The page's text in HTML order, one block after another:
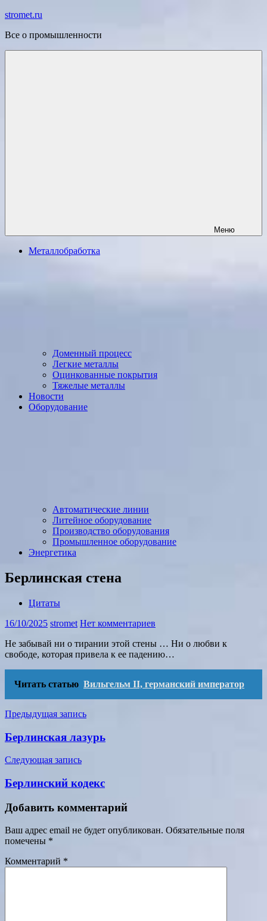
Перейти
содержимому
stromet.ru
Все о промышленности
Меню
Металлобработка
Доменный процесс
Легкие металлы
Оцинкованные покрытия
Тяжелые металлы
Новости
Оборудование
Автоматические линии
Литейное оборудование
Производство оборудования
Промышленное оборудование
Энергетика
Берлинская стена
Цитаты
16/10/2025 stromet Нет комментариев
Не забывай ни о тирании этой стены … Ни о любви к
свободе, которая привела к ее падению…
Читать статью Вильгельм II, германский император
Навигация
по
записям
Предыдущая запись
Берлинская лазурь
Следующая запись
Берлинский кодекс
Добавить комментарий
Ваш адрес email не будет опубликован. Обязательные поля
помечены *
Комментарий *